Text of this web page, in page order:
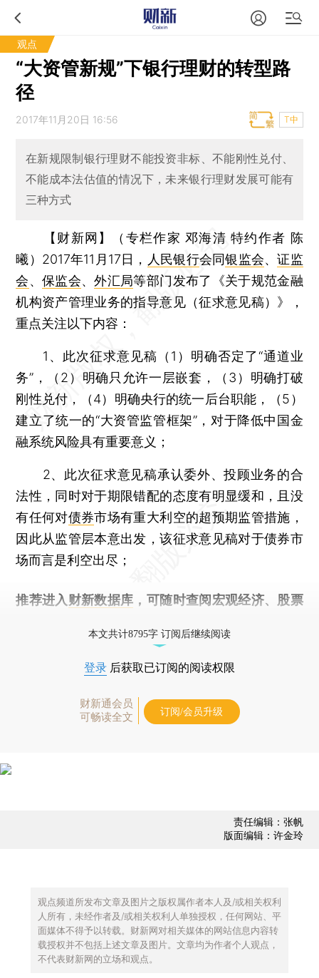
观点
“大资管新规”下银行理财的转型路
径
2017年11月20日 16:56 T中
在新规限制银行理财不能投资非标、不能刚性兑付、
不能成本法估值的情况下，未来银行理财发展可能有
三种方式
【财新网】（专栏作家 邓海清 特约作者 陈
曦） 2017年11月17日， 人民银行会同银监会、证监
会、保监会、外汇局等部门发布了《关于规范金融
机构资产管理业务的指导意见（征求意见稿）》，
重点关注以下内容：
1、此次征求意见稿（1）明确否定了“通道业
务”，（2）明确只允许一层嵌套，（3）明确打破
刚性兑付，（4）明确央行的统一后台职能，（5）
建立了统一的“大资管监管框架”，对于降低中国金
融系统风险具有重要意义；
2、此次征求意见稿承认委外、投顾业务的合
法性，同时对于期限错配的态度有明显缓和，且没
有任何对债券市场有重大利空的超预期监管措施，
因此从监管层本意出发，该征求意见稿对于债券市
场而言是利空出尽；
推荐进入 财新数据库 ，可随时查阅宏观经济、股票
本文共计8795字 订阅后继续阅读
登录 后获取已订阅的阅读权限
财新通会员
可畅读全文
订阅/会员升级
责任编辑：张帆
版面编辑：许金玲
观点频道所发布文章及图片之版权属作者本人及/或相关权利
人所有，未经作者及/或相关权利人单独授权，任何网站、平
面媒体不得予以转载。财新网对相关媒体的网站信息内容转
载授权并不包括上述文章及图片。文章均为作者个人观点，
不代表财新网的立场和观点。